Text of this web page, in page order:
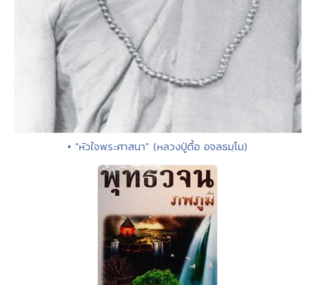
• "หัวใจพระศาสนา" (หลวงปู่ตื้อ อจลธมฺโม)